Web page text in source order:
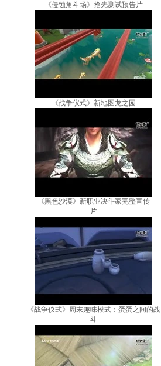
《侵蚀角斗场》抢先测试预告片
《战争仪式》新地图龙之园
《黑色沙漠》新职业决斗家完整宣传
片
《战争仪式》周末趣味模式：蛋蛋之间的战
斗